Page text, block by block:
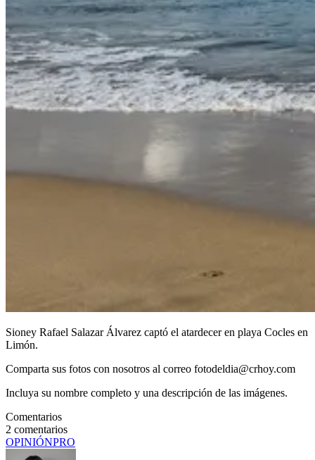
Sioney Rafael Salazar Álvarez captó el atardecer en playa Cocles en
Limón.
Comparta sus fotos con nosotros al correo fotodeldia@crhoy.com
Incluya su nombre completo y una descripción de las imágenes.
Comentarios
2 comentarios
OPINIÓNPRO